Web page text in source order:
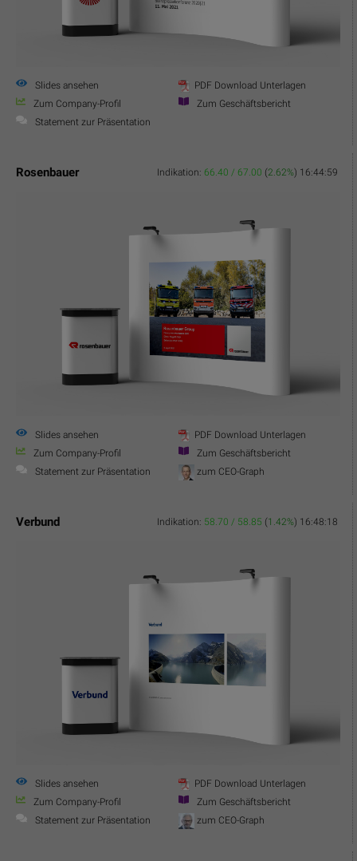
Slides ansehen
PDF Download Unterlagen
Zum Company-Profil
Zum Geschäftsbericht
Statement zur Präsentation
Rosenbauer Indikation: 66.40 / 67.00 (2.62%) 16:44:59
Slides ansehen
PDF Download Unterlagen
Zum Company-Profil
Zum Geschäftsbericht
Statement zur Präsentation
zum CEO-Graph
Verbund Indikation: 58.70 / 58.85 (1.42%) 16:48:18
Slides ansehen
PDF Download Unterlagen
Zum Company-Profil
Zum Geschäftsbericht
Statement zur Präsentation
zum CEO-Graph